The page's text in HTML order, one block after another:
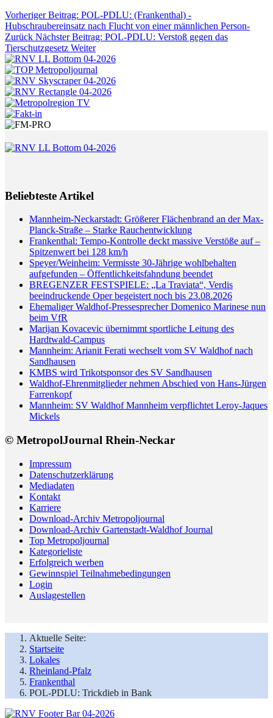
Vorheriger Beitrag: POL-PDLU: (Frankenthal) -
Hubschraubereinsatz nach Flucht von einer männlichen Person-
Zurück Nächster Beitrag: POL-PDLU: Verstoß gegen das
Tierschutzgesetz Weiter
Beliebteste Artikel
Mannheim-Neckarstadt: Größerer Flächenbrand an der Max-
Planck-Straße – Starke Rauchentwicklung
Frankenthal: Tempo-Kontrolle deckt massive Verstöße auf –
Spitzenwert bei 128 km/h
Speyer/Weinheim: Vermisste 30-Jährige wohlbehalten
aufgefunden – Öffentlichkeitsfahndung beendet
BREGENZER FESTSPIELE: „La Traviata“, Verdis
beeindruckende Oper begeistert noch bis 23.08.2026
Ehemaliger Waldhof-Pressesprecher Domenico Marinese nun
beim VfR
Marijan Kovacevic übernimmt sportliche Leitung des
Hardtwald-Campus
Mannheim: Arianit Ferati wechselt vom SV Waldhof nach
Sandhausen
KMBS wird Trikotsponsor des SV Sandhausen
Waldhof-Ehrenmitglieder nehmen Abschied von Hans-Jürgen
Farrenkopf
Mannheim: SV Waldhof Mannheim verpflichtet Leroy-Jaques
Mickels
© MetropolJournal Rhein-Neckar
Impressum
Datenschutzerklärung
Mediadaten
Kontakt
Karriere
Download-Archiv Metropoljournal
Download-Archiv Gartenstadt-Waldhof Journal
Top Metropoljournal
Kategorieliste
Erfolgreich werben
Gewinnspiel Teilnahmebedingungen
Login
Auslagestellen
Aktuelle Seite:
Startseite
Lokales
Rheinland-Pfalz
Frankenthal
POL-PDLU: Trickdieb in Bank